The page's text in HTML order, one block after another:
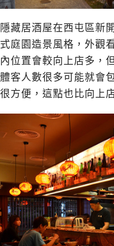
隱藏居酒屋在西屯區新
式庭園造景風格，外觀
內位置會較向上店多，
體客人數很多可能就會
很方便，這點也比向上